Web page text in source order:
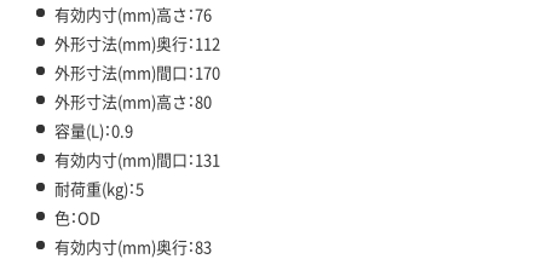
有効内寸(mm)高さ：76
外形寸法(mm)奥行：112
外形寸法(mm)間口：170
外形寸法(mm)高さ：80
容量(L)：0.9
有効内寸(mm)間口：131
耐荷重(kg)：5
色：OD
有効内寸(mm)奥行：83